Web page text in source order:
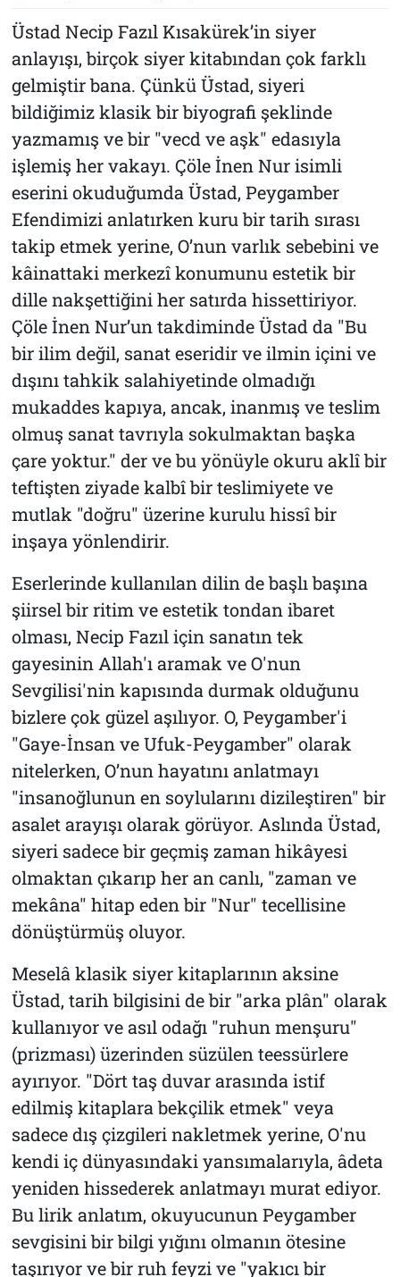
Üstad Necip Fazıl Kısakürek’in siyer
anlayışı, birçok siyer kitabından çok farklı
gelmiştir bana. Çünkü Üstad, siyeri
bildiğimiz klasik bir biyografi şeklinde
yazmamış ve bir "vecd ve aşk" edasıyla
işlemiş her vakayı. Çöle İnen Nurisimli
eserini okuduğumda Üstad, Peygamber
Efendimizi anlatırken kuru bir tarih sırası
takip etmek yerine, O’nun varlık sebebini ve
kâinattaki merkezî konumunu estetik bir
dille nakşettiğini her satırda hissettiriyor.
Çöle İnen Nur’un takdiminde Üstad da "Bu
bir ilim değil, sanat eseridir ve ilmin içini ve
dışını tahkik salahiyetinde olmadığı
mukaddes kapıya, ancak, inanmış ve teslim
olmuş sanat tavrıyla sokulmaktan başka
çare yoktur." der ve bu yönüyle okuru aklî bir
teftişten ziyade kalbî bir teslimiyete ve
mutlak "doğru" üzerine kurulu hissî bir
inşaya yönlendirir.
Eserlerinde kullanılan dilin de başlı başına
şiirsel bir ritim ve estetik tondan ibaret
olması, Necip Fazıl için sanatın tek
gayesinin Allah'ı aramak ve O'nun
Sevgilisi'nin kapısında durmak olduğunu
bizlere çok güzel aşılıyor. O, Peygamber'i
"Gaye-İnsan ve Ufuk-Peygamber" olarak
nitelerken, O’nun hayatını anlatmayı
"insanoğlunun en soylularını dizileştiren" bir
asalet arayışı olarak görüyor. Aslında Üstad,
siyeri sadece bir geçmiş zaman hikâyesi
olmaktan çıkarıp her an canlı, "zaman ve
mekâna" hitap eden bir "Nur" tecellisine
dönüştürmüş oluyor.
Meselâ klasik siyer kitaplarının aksine
Üstad, tarih bilgisini de bir "arka plân" olarak
kullanıyor ve asıl odağı "ruhun menşuru"
(prizması) üzerinden süzülen teessürlere
ayırıyor. "Dört taş duvar arasında istif
edilmiş kitaplara bekçilik etmek" veya
sadece dış çizgileri nakletmek yerine, O'nu
kendi iç dünyasındaki yansımalarıyla, âdeta
yeniden hissederek anlatmayı murat ediyor.
Bu lirik anlatım, okuyucunun Peygamber
sevgisini bir bilgi yığını olmanın ötesine
taşırıyor ve bir ruh feyzi ve "yakıcı bir